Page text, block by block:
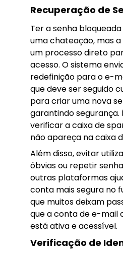
Recuperação de
Ter a senha
uma chateação, mas
um processo direto
acesso. O sistema
redefinição para o e-
que deve ser seguido
para criar uma nova
garantindo
verificar a caixa de
não apareça na caixa
Além disso, evitar
óbvias ou repetir
outras plataformas
conta mais segura no
que muitos deixam
que a conta de e-mail
está ativa e acessível.
Verificação de